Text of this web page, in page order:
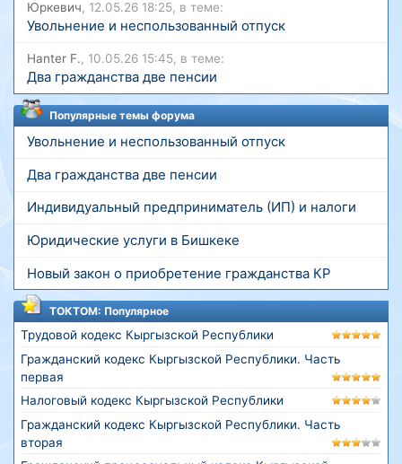
Юркевич, 12.05.26 18:25, в теме:
Увольнение и неспользованный отпуск
Hanter F., 10.05.26 15:45, в теме:
Два гражданства две пенсии
Популярные темы форума
Увольнение и неспользованный отпуск
Два гражданства две пенсии
Индивидуальный предприниматель (ИП) и налоги
Юридические услуги в Бишкеке
Новый закон о приобретение гражданства КР
ТОКТОМ: Популярное
Трудовой кодекс Кыргызской Республики
Гражданский кодекс Кыргызской Республики. Часть
первая
Налоговый кодекс Кыргызской Республики
Гражданский кодекс Кыргызской Республики. Часть
вторая